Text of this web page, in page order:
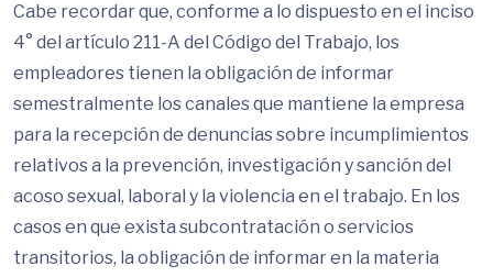
Cabe recordar que, conforme a lo dispuesto en el inciso
4° del artículo 211-A del Código del Trabajo, los
empleadores tienen la obligación de informar
semestralmente los canales que mantiene la empresa
para la recepción de denuncias sobre incumplimientos
relativos a la prevención, investigación y sanción del
acoso sexual, laboral y la violencia en el trabajo. En los
casos en que exista subcontratación o servicios
transitorios, la obligación de informar en la materia